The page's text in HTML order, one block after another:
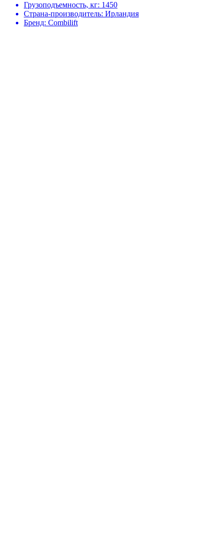
Грузоподъемность, кг: 1450
Страна-производитель: Ирландия
Бренд: Combilift